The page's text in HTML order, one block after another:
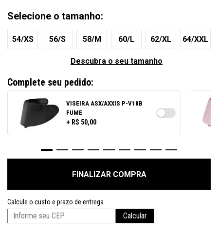
Selecione o tamanho:
Descubra o seu tamanho
54/XS 56/S 58/M 60/L 62/XL 64/XXL
Complete seu pedido:
VISEIRA ASX/AXXIS P-V18B
FUME
+ R$ 50,00
FINALIZAR COMPRA
Calcule o custo e prazo de entrega
Calcular